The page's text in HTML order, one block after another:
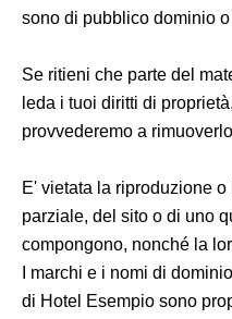
sono di pubblico dominio
Se ritieni che parte del
leda i tuoi diritti di
provvederemo a
E' vietata la riproduzione
parziale, del sito o di uno
compongono, nonché la
I marchi e i nomi di
di Hotel Esempio sono